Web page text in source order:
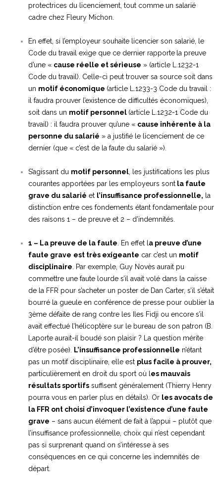
protectrices du licenciement, tout comme un salarié
cadre chez Fleury Michon.
En effet, si l’employeur souhaite licencier son salarié, le
Code du travail exige que ce dernier rapporte la preuve
d’une « cause réelle et sérieuse » (article L.1232-1
Code du travail). Celle-ci peut trouver sa source soit dans
un motif économique (article L.1233-3 Code du travail :
il faudra prouver l’existence de difficultés économiques),
soit dans un motif personnel (article L.1232-1 Code du
travail) : il faudra prouver qu’une « cause inhérente à la
personne du salarié » a justifié le licenciement de ce
dernier (que « c’est de la faute du salarié »).
S’agissant du motif personnel , les justifications les plus
courantes apportées par les employeurs sont la faute
grave du salarié et l’insuffisance professionnelle, la
distinction entre ces fondements étant fondamentale pour
des raisons 1 – de preuve et 2 – d’indemnités.
1 – La preuve de la faute . En effet l a preuve d’une
faute grave est très exigeante car c’est un motif
disciplinaire . Par exemple, Guy Novès aurait pu
commettre une faute lourde s’il avait volé dans la caisse
de la FFR pour s’acheter un poster de Dan Carter, s’il s’était
bourré la gueule en conférence de presse pour oublier la
3ème défaite de rang contre les Iles Fidji ou encore s’il
avait effectué l’hélicoptère sur le bureau de son patron (B.
Laporte aurait-il boudé son plaisir ? La question mérite
d’être posée).
L’insuffisance professionnelle n’étant
pas un motif disciplinaire, elle est plus facile à prouver,
particulièrement en droit du sport où l es mauvais
résultats sportifs suffisent généralement (Thierry Henry
pourra vous en parler plus en détails). Or les avocats de
la FFR ont choisi d’invoquer l’existence d’une faute
grave – sans aucun élément de fait à l’appui – plutôt que
l’insuffisance professionnelle, choix qui n’est cependant
pas si surprenant quand on s’intéresse à ses
conséquences en ce qui concerne les indemnités de
départ.